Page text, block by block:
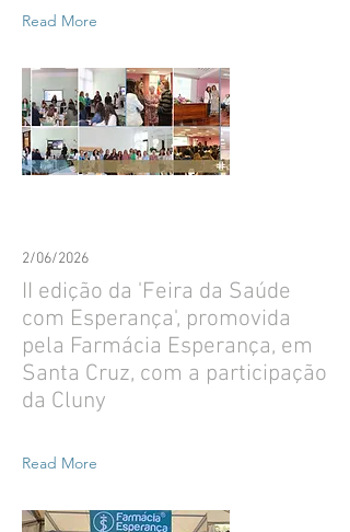
Read More
2/06/2026
II edição da 'Feira da Saúde
com Esperança', promovida
pela Farmácia Esperança, em
Santa Cruz, com a participação
da Cluny
Read More